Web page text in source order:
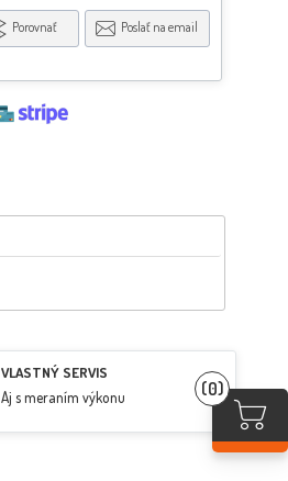
(0)
Porovnať Poslať na email
VLASTNÝ SERVIS
Aj s meraním výkonu